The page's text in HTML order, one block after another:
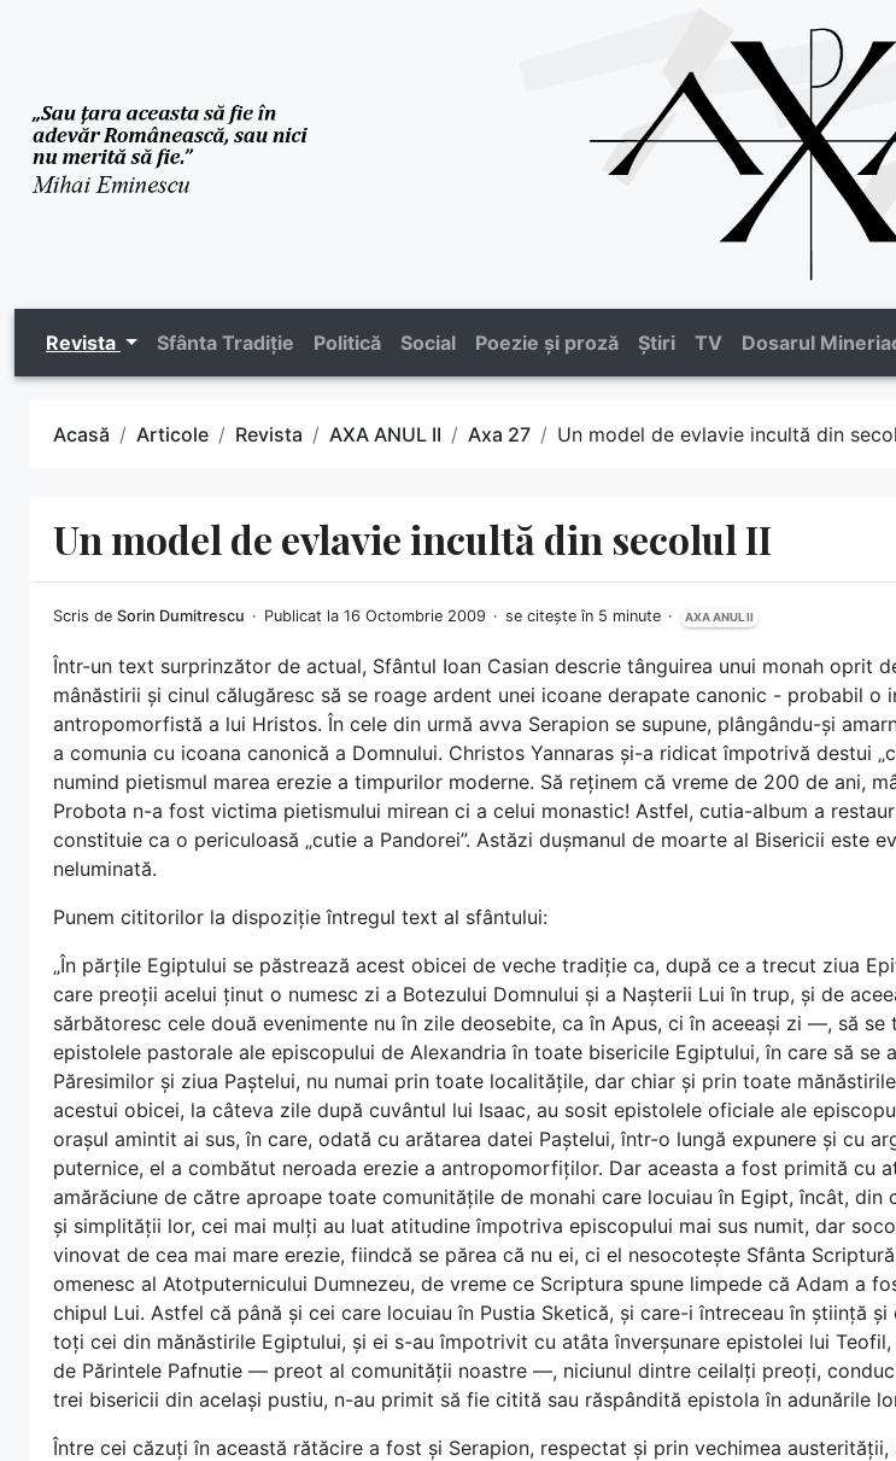
Revista Sfânta Tradiție Politică Social Poezie și proză Știri TV Dosarul
Acasă Articole Revista AXA ANUL II Axa 27 Un model de evlavie incultă din
Un model de evlavie incultă din secolul II
Scris de Sorin Dumitrescu Publicat la 16 Octombrie 2009 se citește în 5 minute AXA ANUL II
Într-un text surprinzător de actual, Sfântul Ioan Casian descrie tânguirea unui monah oprit
mânăstirii și cinul călugăresc să se roage ardent unei icoane derapate canonic - probabil o
antropomorfistă a lui Hristos. În cele din urmă avva Serapion se supune, plângându-și
a comunia cu icoana canonică a Domnului. Christos Yannaras și-a ridicat împotrivă destui
numind pietismul marea erezie a timpurilor moderne. Să reținem că vreme de 200 de ani,
Probota n-a fost victima pietismului mirean ci a celui monastic! Astfel, cutia-album a
constituie ca o periculoasă „cutie a Pandorei”. Astăzi dușmanul de moarte al Bisericii este
neluminată.
Punem cititorilor la dispoziție întregul text al sfântului:
„În părțile Egiptului se păstrează acest obicei de veche tradiție ca, după ce a trecut ziua
care preoții acelui ținut o numesc zi a Botezului Domnului și a Nașterii Lui în trup, și de
sărbătoresc cele două evenimente nu în zile deosebite, ca în Apus, ci în aceeași zi —, să se
epistolele pastorale ale episcopului de Alexandria în toate bisericile Egiptului, în care să se
Păresimilor și ziua Paștelui, nu numai prin toate localitățile, dar chiar și prin toate
acestui obicei, la câteva zile după cuvântul lui Isaac, au sosit epistolele oficiale ale
orașul amintit ai sus, în care, odată cu arătarea datei Paștelui, într-o lungă expunere și cu
puternice, el a combătut neroada erezie a antropomorfiților. Dar aceasta a fost primită cu
amărăciune de către aproape toate comunitățile de monahi care locuiau în Egipt, încât, din
și simplității lor, cei mai mulți au luat atitudine împotriva episcopului mai sus numit, dar
vinovat de cea mai mare erezie, fiindcă se părea că nu ei, ci el nesocotește Sfânta
omenesc al Atotputernicului Dumnezeu, de vreme ce Scriptura spune limpede că Adam a
chipul Lui. Astfel că până și cei care locuiau în Pustia Sketică, și care-i întreceau în știință și
toți cei din mănăstirile Egiptului, și ei s-au împotrivit cu atâta înverșunare epistolei lui
de Părintele Pafnutie — preot al comunității noastre —, niciunul dintre ceilalți preoți,
trei bisericii din același pustiu, n-au primit să fie citită sau răspândită epistola în adunările
Între cei căzuți în această rătăcire a fost și Serapion, respectat și prin vechimea austerității,